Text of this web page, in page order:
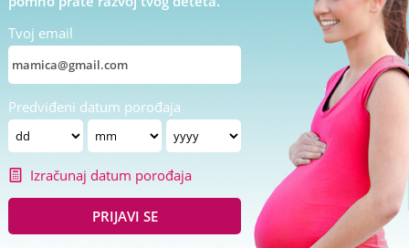
Tvoj email
Predviđeni datum porođaja
Izračunaj datum porođaja
PRIJAVI SE